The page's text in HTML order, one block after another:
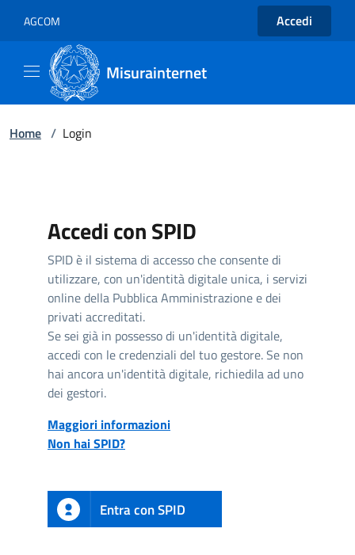
AGCOM Accedi
Misurainternet
Home / Login
Accedi con SPID
SPID è il sistema di accesso che consente di
utilizzare, con un'identità digitale unica, i servizi
online della Pubblica Amministrazione e dei
privati accreditati.
Se sei già in possesso di un'identità digitale,
accedi con le credenziali del tuo gestore. Se non
hai ancora un'identità digitale, richiedila ad uno
dei gestori.
Maggiori informazioni
Non hai SPID?
Entra con SPID